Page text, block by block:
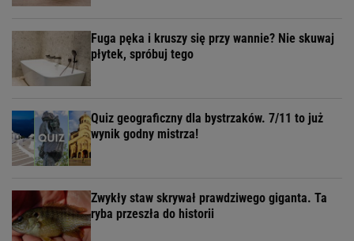
Fuga pęka i kruszy się przy wannie? Nie skuwaj
płytek, spróbuj tego
Quiz geograficzny dla bystrzaków. 7/11 to już
wynik godny mistrza!
Zwykły staw skrywał prawdziwego giganta. Ta
ryba przeszła do historii